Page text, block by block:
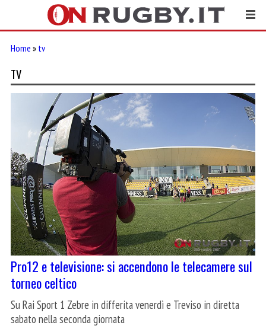
Home » tv
TV
Pro12 e televisione: si accendono le telecamere sul
torneo celtico
Su Rai Sport 1 Zebre in differita venerdì e Treviso in diretta
sabato nella seconda giornata